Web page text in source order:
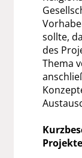
sollte,
des
Thema